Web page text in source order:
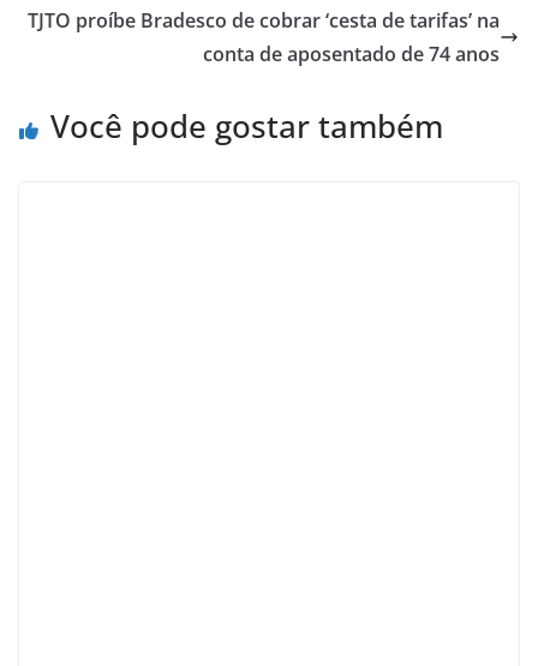
TJTO proíbe Bradesco de cobrar ‘cesta de tarifas’ na
conta de aposentado de 74 anos
Você pode gostar também